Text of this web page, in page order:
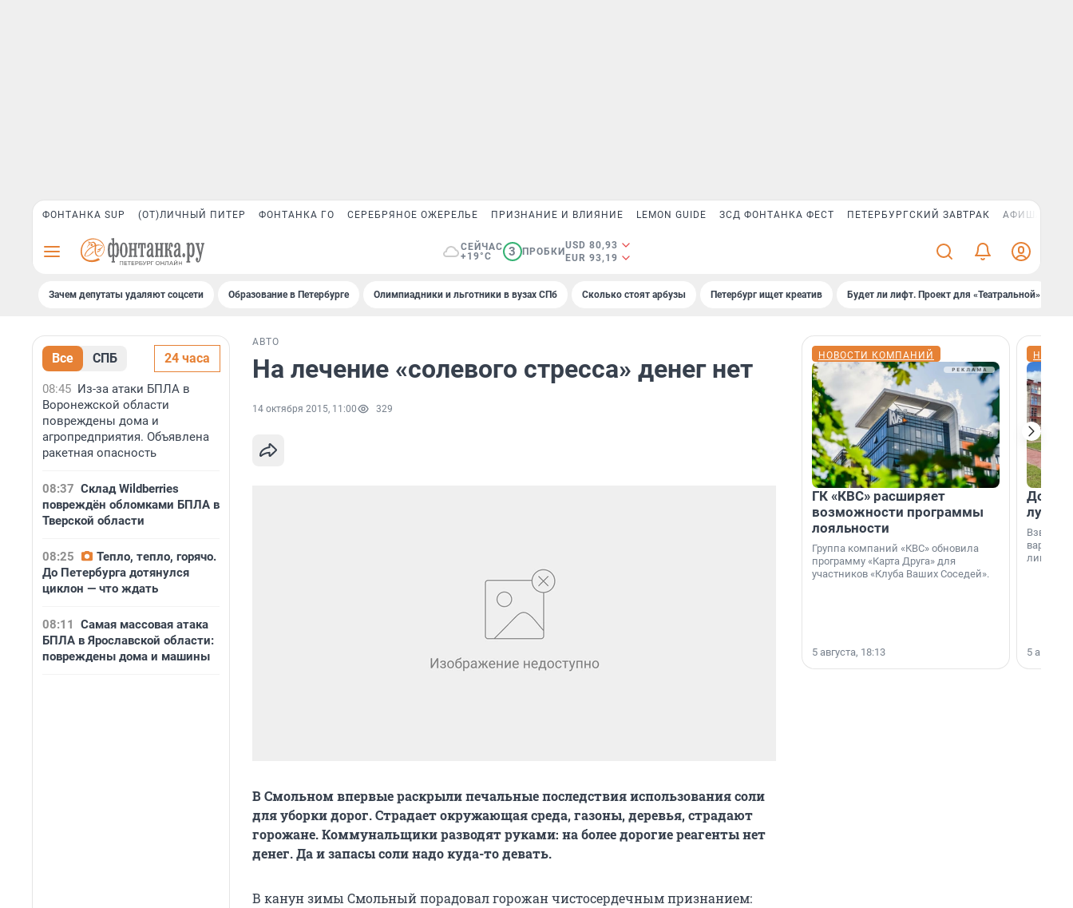
ФОНТАНКА SUP (ОТ)ЛИЧНЫЙ ПИТЕР ФОНТАНКА ГО СЕРЕБРЯНОЕ ОЖЕРЕЛЬЕ ПРИЗНАНИЕ И ВЛИЯНИЕ LEMON GUIDE ЗСД ФОНТАНКА ФЕСТ ПЕТЕРБУРГСКИЙ ЗАВТРАК АФИША PLUS
СЕЙЧАС
+19°C
3 ПРОБКИ
USD 80,93
EUR 93,19
Зачем депутаты удаляют соцсети Образование в Петербурге Олимпиадники и льготники в вузах СПб Сколько стоят арбузы Петербург ищет креатив Будет ли лифт. Проект для «Театральной»
Все СПБ 24 часа
08:45 Из-за атаки БПЛА в
Воронежской области
повреждены дома и
агропредприятия. Объявлена
ракетная опасность
08:37 Склад Wildberries
повреждён обломками БПЛА в
Тверской области
08:25
Тепло, тепло, горячо.
До Петербурга дотянулся
циклон — что ждать
08:11
Самая массовая атака
БПЛА в Ярославской области:
повреждены дома и машины
АВТО
На лечение «солевого стресса» денег нет
14 октября 2015, 11:00 329
В Смольном впервые раскрыли печальные последствия использования соли
для уборки дорог. Страдает окружающая среда, газоны, деревья, страдают
горожане. Коммунальщики разводят руками: на более дорогие реагенты нет
денег. Да и запасы соли надо куда-то девать.
В канун зимы Смольный порадовал горожан чистосердечным признанием:
НОВОСТИ КОМПАНИЙ
ГК «КВС» расширяет
возможности программы
лояльности
Группа компаний «КВС» обновила
программу «Карта Друга» для
участников «Клуба Ваших Соседей».
5 августа, 18:13
Дом
лучше
лишнего
5